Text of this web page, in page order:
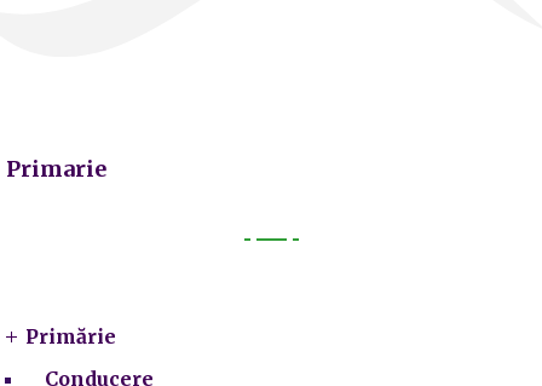
Primarie
Primărie
Conducere